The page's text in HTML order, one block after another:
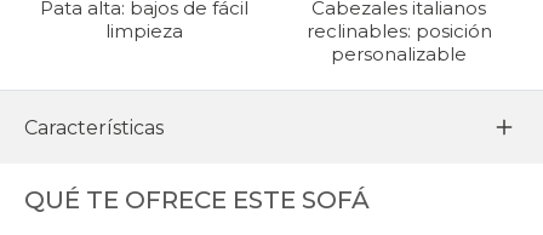
Pata alta: bajos de fácil
limpieza
Cabezales italianos
reclinables: posición
personalizable
Características
QUÉ TE OFRECE ESTE SOFÁ